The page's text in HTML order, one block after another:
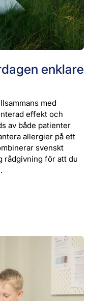
enklare
med
effekt och
av både patienter
allergier på ett
svenskt
rådgivning för att du